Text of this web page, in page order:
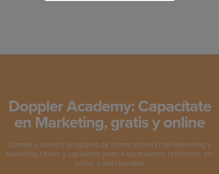
Doppler Academy: Capacítate
en Marketing, gratis y online
Súmate a nuestro programa de formación en Email Marketing y
Marketing Online y capacítate junto a los máximos referentes del
sector a nivel mundial.